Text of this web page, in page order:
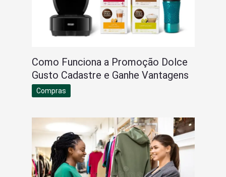
Como Funciona a Promoção Dolce
Gusto Cadastre e Ganhe Vantagens
Compras